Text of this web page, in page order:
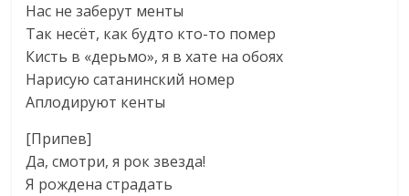
Нас не заберут менты
Так несёт, как будто кто-то помер
Кисть в «дерьмо», я в хате на обоях
Нарисую сатанинский номер
Аплодируют кенты
[Припев]
Да, смотри, я рок звезда!
Я рождена страдать